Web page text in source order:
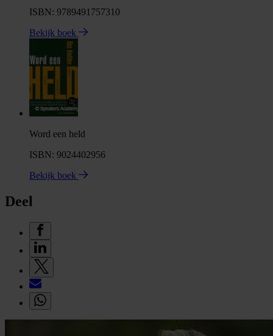
ISBN: 9789491757310
Bekijk boek
Word een held
ISBN: 9024402956
Bekijk boek
Deel